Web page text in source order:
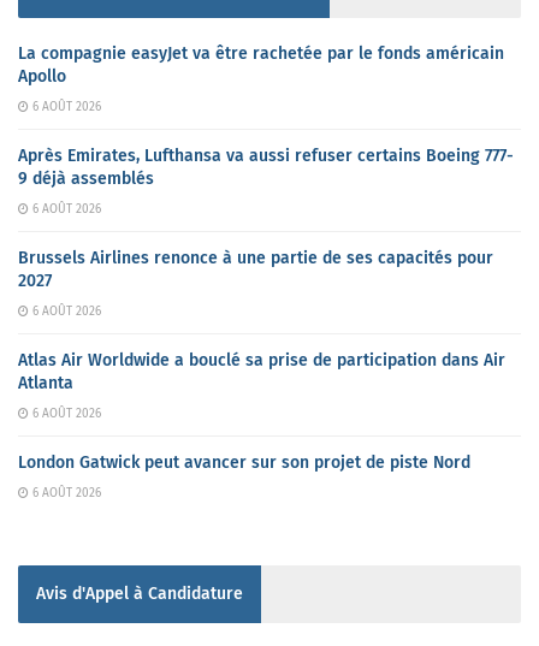
La compagnie easyJet va être rachetée par le fonds américain
Apollo
6 AOÛT 2026
Après Emirates, Lufthansa va aussi refuser certains Boeing 777-
9 déjà assemblés
6 AOÛT 2026
Brussels Airlines renonce à une partie de ses capacités pour
2027
6 AOÛT 2026
Atlas Air Worldwide a bouclé sa prise de participation dans Air
Atlanta
6 AOÛT 2026
London Gatwick peut avancer sur son projet de piste Nord
6 AOÛT 2026
Avis d'Appel à Candidature